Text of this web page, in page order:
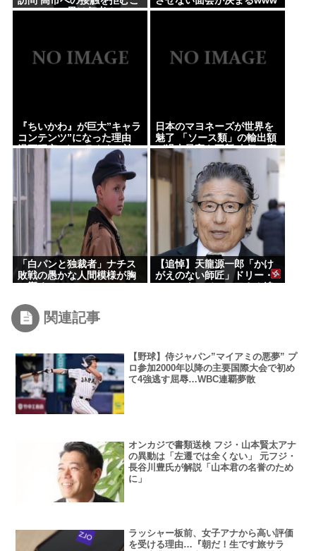
のコワモテ男は何者？
『ちいかわ』が巨大”キャラ
コンテンツ”になった理由
漫画研究&キャラクター論
から紐解く
日本のマヨネーズが世界を
魅了 「ソース類」の輸出額
が過去最高を更新 人気の裏
には卵黄のコク アメリカで
は”日本風”が誕生
「白パンと独裁者」ナチス
敗戦の愚かな人間模様が胸
に響く
【追悼】天龍源一郎「かけ
がえのない師匠」ドリー・
ファンク・ジュニアさん追
関連記事
【野球】侍ジャパン”マイアミの悪夢” プ
ロ参加2000年以降の主要国際大会で初め
て4強逃す屈辱…WBC連覇夢散
オンカジで書類送検 フジ・山本賢太アナ
の異動は「左遷では全くない」 元フジ・
長谷川豊氏が解説「山本君の名誉のため
に」
ラッシャー板前、女子アナから高い評価
を受ける理由…『朝だ！生です旅サラ